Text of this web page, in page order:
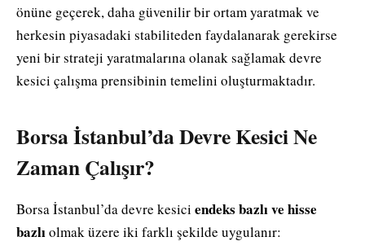
önüne geçerek, daha güvenilir bir ortam yaratmak ve
herkesin piyasadaki stabiliteden faydalanarak gerekirse
yeni bir strateji yaratmalarına olanak sağlamak devre
kesici çalışma prensibinin temelini oluşturmaktadır.
Borsa İstanbul’da Devre Kesici Ne
Zaman Çalışır?
Borsa İstanbul’da devre kesici endeks bazlı ve hisse
bazlıolmak üzere iki farklı şekilde uygulanır: